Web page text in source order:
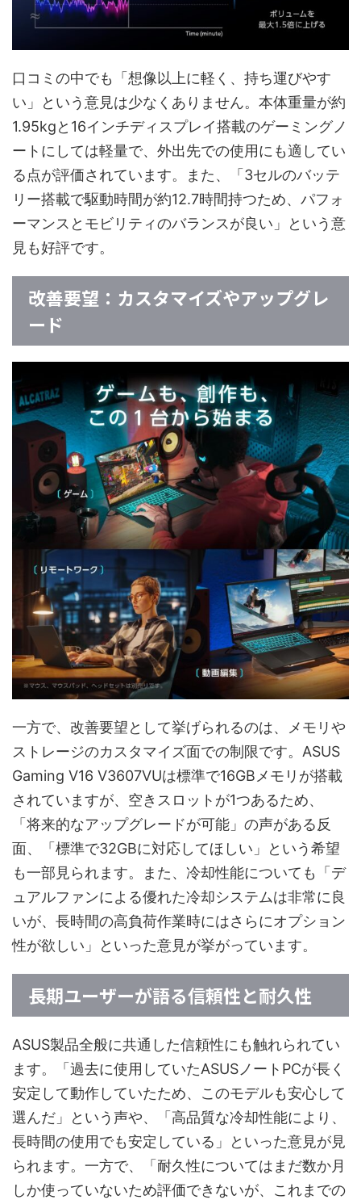
口コミの中でも「想像以上に軽く、持ち運びやす
い」という意見は少なくありません。本体重量が約
1.95kgと16インチディスプレイ搭載のゲーミングノ
ートにしては軽量で、外出先での使用にも適してい
る点が評価されています。また、「3セルのバッテ
リー搭載で駆動時間が約12.7時間持つため、パフォ
ーマンスとモビリティのバランスが良い」という意
見も好評です。
改善要望：カスタマイズやアップグレ
ード
一方で、改善要望として挙げられるのは、メモリや
ストレージのカスタマイズ面での制限です。ASUS
Gaming V16 V3607VUは標準で16GBメモリが搭載
されていますが、空きスロットが1つあるため、
「将来的なアップグレードが可能」の声がある反
面、「標準で32GBに対応してほしい」という希望
も一部見られます。また、冷却性能についても「デ
ュアルファンによる優れた冷却システムは非常に良
いが、長時間の高負荷作業時にはさらにオプション
性が欲しい」といった意見が挙がっています。
長期ユーザーが語る信頼性と耐久性
ASUS製品全般に共通した信頼性にも触れられてい
ます。「過去に使用していたASUSノートPCが長く
安定して動作していたため、このモデルも安心して
選んだ」という声や、「高品質な冷却性能により、
長時間の使用でも安定している」といった意見が見
られます。一方で、「耐久性についてはまだ数か月
しか使っていないため評価できないが、これまでの